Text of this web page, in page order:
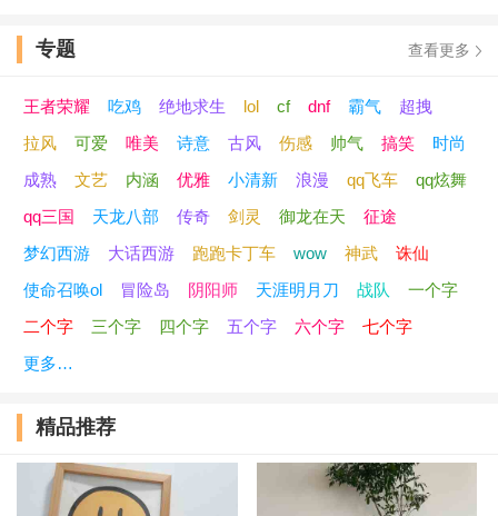
专题 查看更多
王者荣耀 吃鸡 绝地求生 lol cf dnf 霸气
超拽
拉风
可爱 唯美 诗意 古风 伤感 帅气 搞笑
时尚
成熟
文艺 内涵 优雅 小清新 浪漫 qq飞车
qq炫舞
qq三国
天龙八部 传奇 剑灵 御龙在天
征途
梦幻西游
大话西游 跑跑卡丁车 wow 神武
诛仙
使命召唤ol
冒险岛 阴阳师 天涯明月刀 战队
一个字
二个字
三个字 四个字 五个字 六个字
七个字
更多…
精品推荐